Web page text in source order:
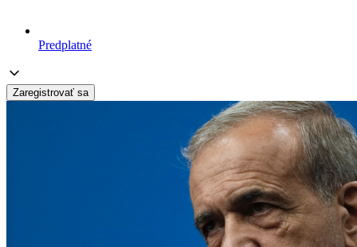
Predplatné
Zaregistrovať sa